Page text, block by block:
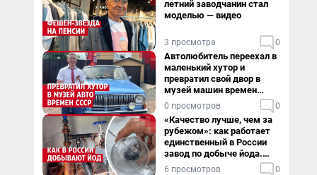
летний заводчанин стал
моделью — видео
3 просмотра 0
Автолюбитель переехал в
маленький хутор и
превратил свой двор в
музей машин времен
СССР. Видео
0 просмотров 0
«Качество лучше, чем за
рубежом»: как работает
единственный в России
завод по добыче йода.
Видео
6 просмотров 0